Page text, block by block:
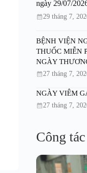
ngày 29/07/
29 tháng 7,
BỆNH VIỆN
THUỐC MIỄN
NGÀY
27 tháng 7,
NGÀY VIÊM
27 tháng 7,
Công